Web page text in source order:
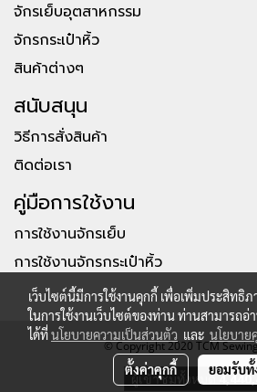
จักรเย็บอุตสาหกรรม
จักรกระเป๋าหิ้ว
สินค้าต่างๆ
สนับสนุน
วิธีการสั่งสินค้า
ติดต่อเรา
คู่มือการใช้งาน
การใช้งานจักรเย็บ
การใช้งานจักรกระเป๋าหิ้ว
© Copyright 2020 TCM
ผู้เข้าชมทั้งหมด
เว็บไซต์นี้มีการใช้งานคุกกี้ เพื่อเพิ่มประสิท
ในการใช้งานเว็บไซต์ของท่าน ท่านสามารถอ่
ได้ที่นโยบายความเป็นส่วนตัว และ นโยบาย
ตั้งค่าคุกกี้ ยอมรับ